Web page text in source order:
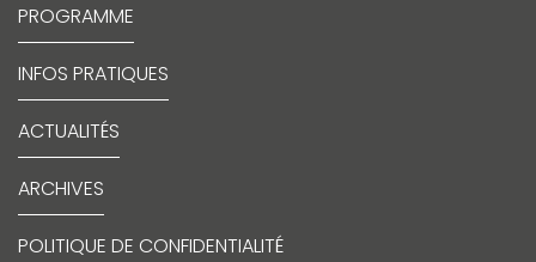
PROGRAMME
INFOS PRATIQUES
ACTUALITÉS
ARCHIVES
POLITIQUE DE CONFIDENTIALITÉ